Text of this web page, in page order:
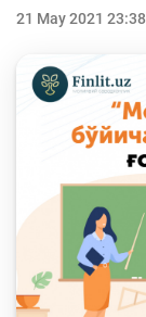
Tanlovlar
Keys-
Finlit.uz
OAVda
O'quv
21 May 2021 23:38